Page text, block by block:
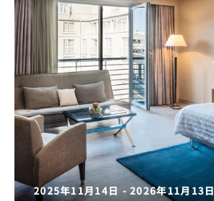
2025年11月14日 - 2026年11月13日